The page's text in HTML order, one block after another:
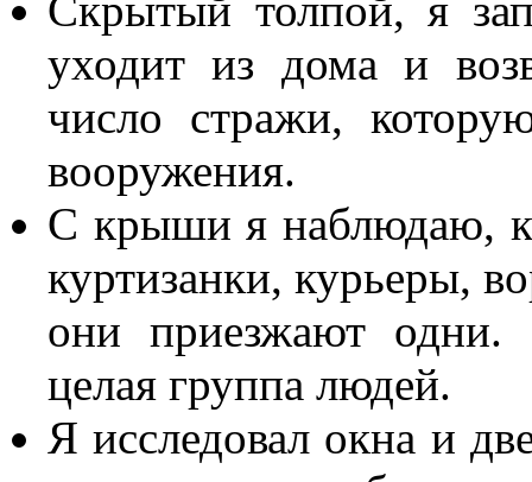
уходит из дома и
число стражи,
вооружения.
С крыши я наблюдаю,
куртизанки, курьеры,
они приезжают одни.
целая группа людей.
Я исследовал окна и